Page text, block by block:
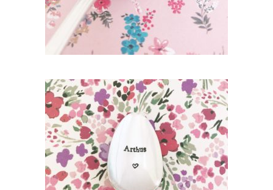
PETITE CUILLÈRE GRAVÉE VINTAGE
PERSONNALISÉE : PRÉNOM (ÉCRITURE
35,00